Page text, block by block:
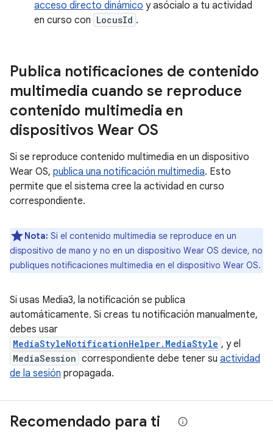
acceso directo dinámico y asócialo a tu actividad
en curso con LocusId .
Publica notificaciones de contenido
multimedia cuando se reproduce
contenido multimedia en
dispositivos Wear OS
Si se reproduce contenido multimedia en un dispositivo
Wear OS, publica una notificación multimedia. Esto
permite que el sistema cree la actividad en curso
correspondiente.
Nota: Si el contenido multimedia se reproduce en un
dispositivo de mano y no en un dispositivo Wear OS device, no
publiques notificaciones multimedia en el dispositivo Wear OS.
Si usas Media3, la notificación se publica
automáticamente. Si creas tu notificación manualmente,
debes usar
MediaStyleNotificationHelper.MediaStyle , y el
MediaSession correspondiente debe tener su actividad
de la sesión propagada.
Recomendado para ti